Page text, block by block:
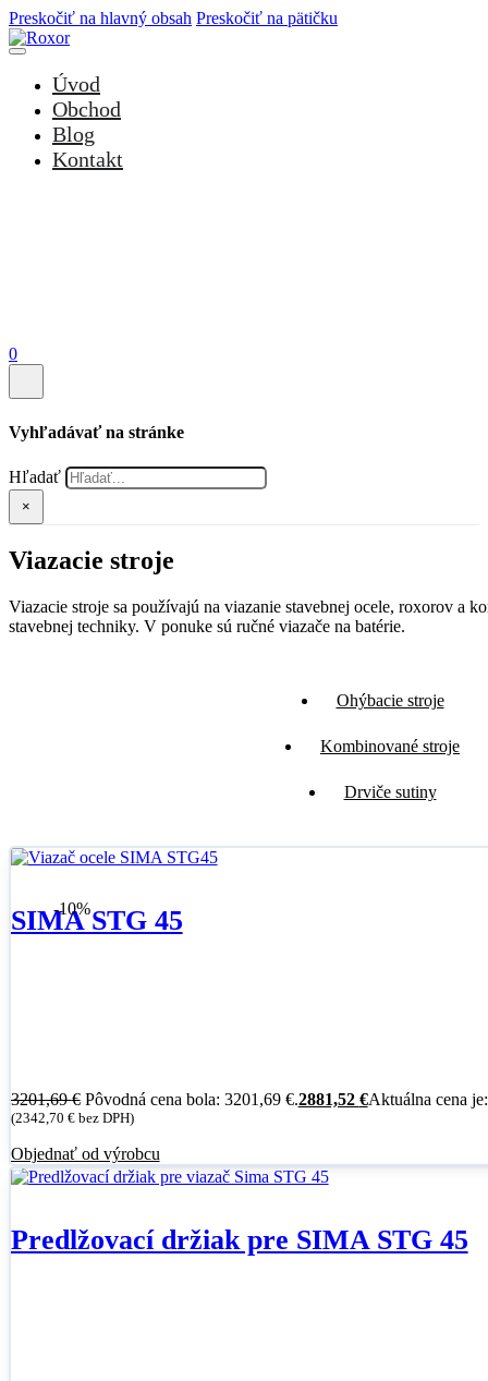
Preskočiť na hlavný obsah Preskočiť na pätičku
Úvod
Obchod
Blog
Kontakt
0
Vyhľadávať na stránke
Hľadať
×
Viazacie stroje
Viazacie stroje sa používajú na viazanie stavebnej ocele, roxorov
stavebnej techniky. V ponuke sú ručné viazače na batérie.
Ohýbacie stroje
Kombinované stroje
Drviče sutiny
-10%
SIMA STG 45
3201,69€ Pôvodná cena bola: 3201,69 €.2881,52 €Aktuálna cena
(2342,70 €bez DPH)
Objednať od výrobcu
Predlžovací držiak pre SIMA STG 45